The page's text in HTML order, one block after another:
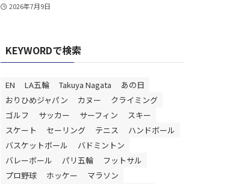
2026年7月9日
KEYWORDで検索
EN LA五輪 Takuya Nagata
あの日
おりひめジャパン
カヌー
クライミング
ゴルフ
サッカー サーフィン
スキー
スケート
セーリング テニス
ハンドボール
バスケットボール
バドミントン
バレーボール
パリ五輪
フットサル
プロ野球
ホッケー マラソン